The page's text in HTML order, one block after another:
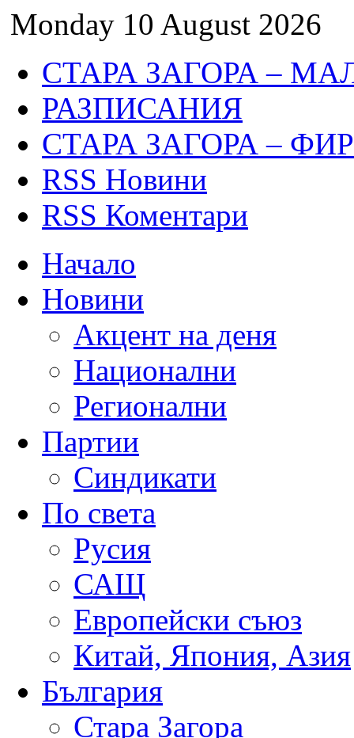
Monday 10 August 2026
СТАРА ЗАГОРА –
РАЗПИСАНИЯ
СТАРА ЗАГОРА –
RSS Новини
RSS Коментари
Начало
Новини
Акцент на деня
Национални
Регионални
Партии
Синдикати
По света
Русия
САЩ
Европейски съюз
Китай, Япония, Азия
България
Стара Загора